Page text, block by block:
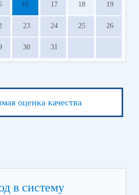
16 17 18 19
23 24 25 26
30 31
оценка качества
в систему